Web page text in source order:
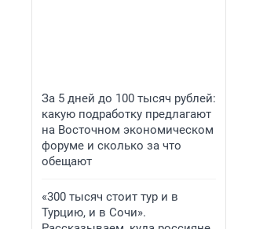
За 5 дней до 100 тысяч рублей:
какую подработку предлагают
на Восточном экономическом
форуме и сколько за что
обещают
«300 тысяч стоит тур и в
Турцию, и в Сочи».